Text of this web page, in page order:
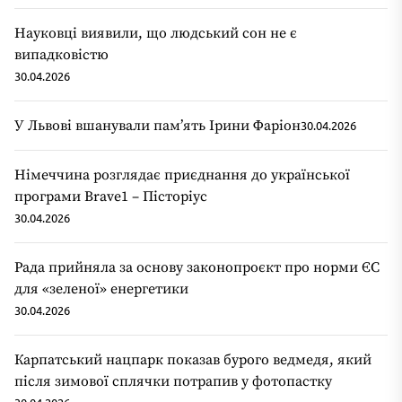
Науковці виявили, що людський сон не є
випадковістю
30.04.2026
У Львові вшанували пам’ять Ірини Фаріон30.04.2026
Німеччина розглядає приєднання до української
програми Brave1 – Пісторіус
30.04.2026
Рада прийняла за основу законопроєкт про норми ЄС
для «зеленої» енергетики
30.04.2026
Карпатський нацпарк показав бурого ведмедя, який
після зимової сплячки потрапив у фотопастку